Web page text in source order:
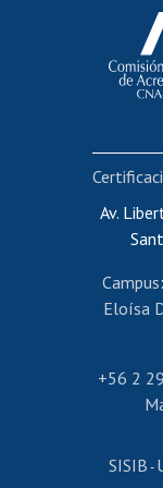
Av.
Campus:
Eloísa
+56 2
SISIB -